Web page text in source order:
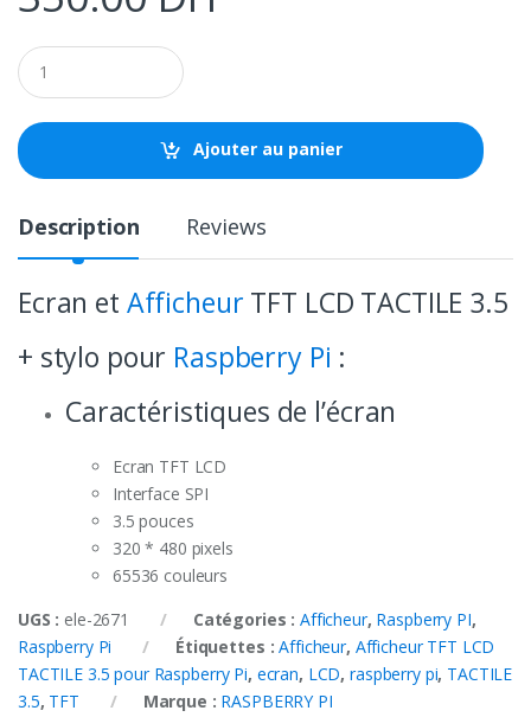
Q
u
a
t
i
Ajouter au panier
Description Reviews
Ecran et Afficheur TFT LCD TACTILE 3.5
+ stylo pour Raspberry Pi :
Caractéristiques de l’écran
Ecran TFT LCD
Interface SPI
3.5 pouces
320 * 480 pixels
65536 couleurs
UGS : ele-2671 Catégories : Afficheur, Raspberry PI,
Raspberry Pi
Étiquettes :Afficheur, Afficheur TFT LCD
TACTILE 3.5 pour Raspberry Pi, ecran, LCD,raspberry pi, TACTILE
3.5, TFT Marque : RASPBERRY PI